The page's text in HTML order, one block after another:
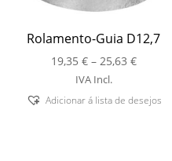
Rolamento-Guia D12,7
19,35 € – 25,63 €Price
through
IVA Incl.
Adicionar á lista de desejos